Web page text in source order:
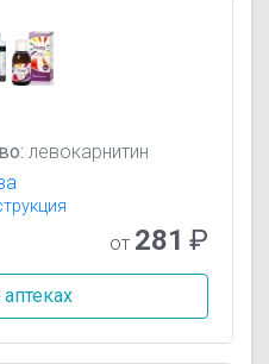
левокарнитин
от 281 ₽